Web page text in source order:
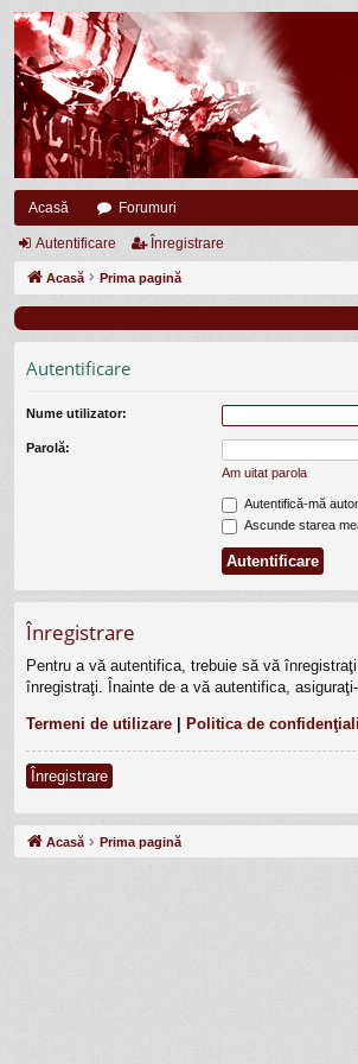
Acasă Forumuri
Autentificare Înregistrare
Acasă Prima pagină
Autentificare
Nume utilizator:
Parolă:
Am uitat parola
Autentifică-mă
Ascunde starea
Înregistrare
Pentru a vă autentifica, trebuie să vă
înregistraţi. Înainte de a vă autentifica,
Termeni de utilizare Politica de
Înregistrare
Acasă Prima pagină